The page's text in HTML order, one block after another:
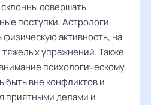
совершать
поступки. Астрологи
активность, на
тяжелых упражнений. Также
психологическому
быть вне конфликтов и
приятными делами и